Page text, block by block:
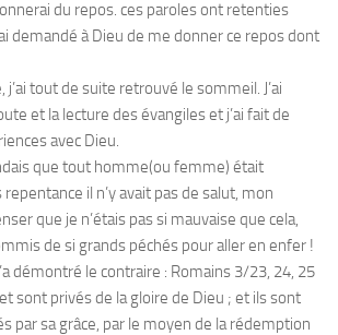
du repos. ces paroles ont retenties
demandé à Dieu de me donner ce repos dont
j’ai tout de suite retrouvé le sommeil. J’ai
et la lecture des évangiles et j’ai fait de
avec Dieu.
que tout homme(ou femme) était
il n’y avait pas de salut, mon
que je n’étais pas si mauvaise que cela,
de si grands péchés pour aller en enfer !
démontré le contraire : Romains 3/23, 24, 25
sont privés de la gloire de Dieu ; et ils sont
par sa grâce, par le moyen de la rédemption